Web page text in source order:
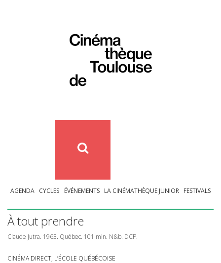
AGENDA CYCLES ÉVÉNEMENTS LA CINÉMATHÈQUE JUNIOR FESTIVALS
À tout prendre
Claude Jutra. 1963. Québec. 101 min. N&b. DCP.
CINÉMA DIRECT, L’ÉCOLE QUÉBÉCOISE